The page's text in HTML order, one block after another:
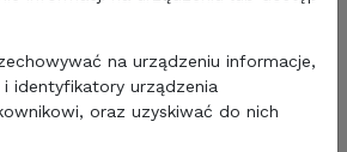
na zabrudzenia powierzchnia
rowkami, co zmniejsza ryzyko
i łatwego w pielęgnacji
na urządzeniu informacje,
identyfikatory urządzenia
oraz uzyskiwać do nich